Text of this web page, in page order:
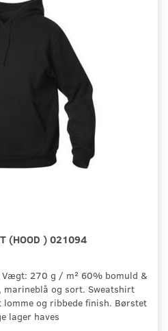
(HOOD ) 021094
Vægt: 270 g / m² 60% bomuld &
og sort. Sweatshirt
og ribbede finish. Børstet
lager haves